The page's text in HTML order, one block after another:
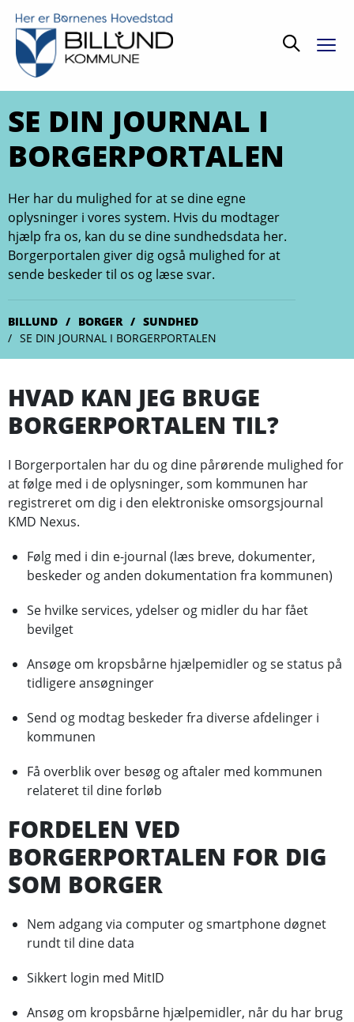
Søg
SE DIN JOURNAL I
BORGERPORTALEN
Her har du mulighed for at se dine egne
oplysninger i vores system. Hvis du modtager
hjælp fra os, kan du se dine sundhedsdata her.
Borgerportalen giver dig også mulighed for at
sende beskeder til os og læse svar.
BILLUND BORGER
SUNDHED
SE DIN JOURNAL I BORGERPORTALEN
HVAD KAN JEG BRUGE
BORGERPORTALEN TIL?
I Borgerportalen har du og dine pårørende mulighed for
at følge med i de oplysninger, som kommunen har
registreret om dig i den elektroniske omsorgsjournal
KMD Nexus.
Følg med i din e-journal (læs breve, dokumenter,
beskeder og anden dokumentation fra kommunen)
Se hvilke services, ydelser og midler du har fået
bevilget
Ansøge om kropsbårne hjælpemidler og se status på
tidligere ansøgninger
Send og modtag beskeder fra diverse afdelinger i
kommunen
Få overblik over besøg og aftaler med kommunen
relateret til dine forløb
FORDELEN VED
BORGERPORTALEN FOR DIG
SOM BORGER
Nem adgang via computer og smartphone døgnet
rundt til dine data
Sikkert login med MitID
Ansøg om kropsbårne hjælpemidler, når du har brug